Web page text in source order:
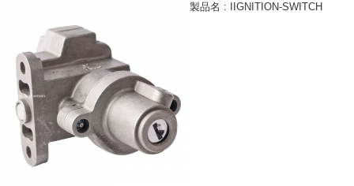
製品名 : IIGNITION-SWITCH